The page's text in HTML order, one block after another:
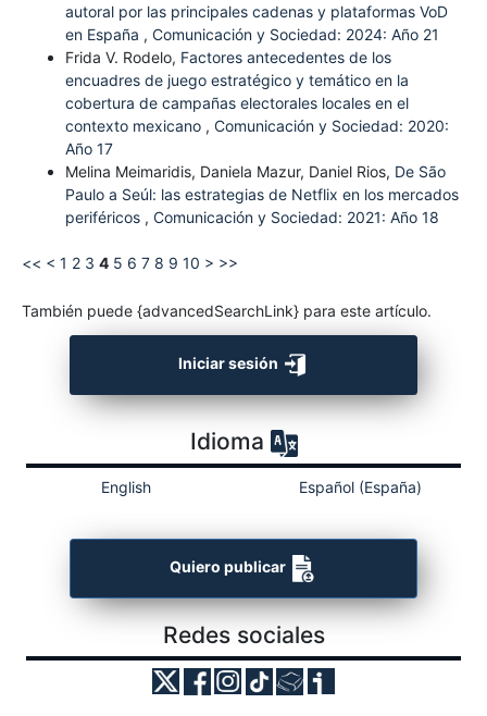
autoral por las principales cadenas y plataformas VoD
en España , Comunicación y Sociedad: 2024: Año 21
Frida V. Rodelo, Factores antecedentes de los
encuadres de juego estratégico y temático en la
cobertura de campañas electorales locales en el
contexto mexicano , Comunicación y Sociedad: 2020:
Año 17
Melina Meimaridis, Daniela Mazur, Daniel Rios, De São
Paulo a Seúl: las estrategias de Netflix en los mercados
periféricos , Comunicación y Sociedad: 2021: Año 18
<< < 1 2 3 4 5 6 7 8 9 10 > >>
También puede {advancedSearchLink} para este artículo.
Iniciar sesión
Idioma
English Español (España)
Quiero publicar
Redes sociales